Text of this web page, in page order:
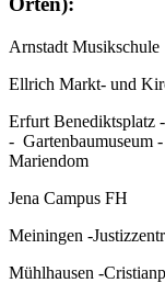
Arnstadt Musikschule
Ellrich Markt- und
Erfurt Benediktsplatz
- Gartenbaumuseum
Mariendom
Jena Campus FH
Meiningen -
Mühlhausen -